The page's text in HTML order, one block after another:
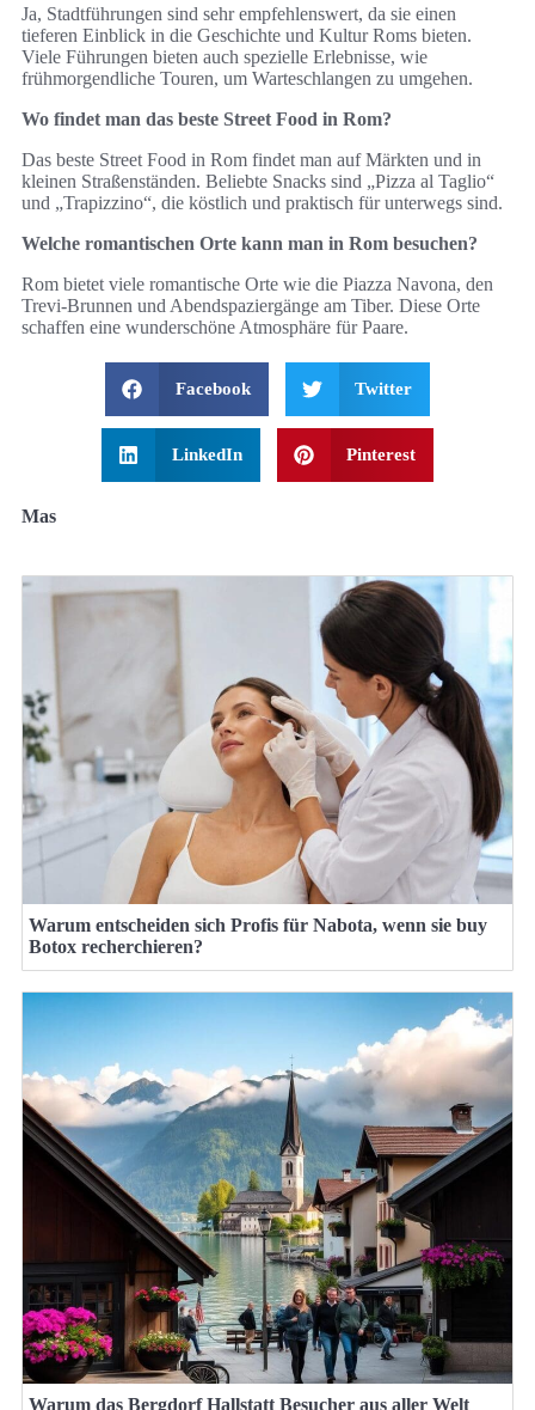
Ja, Stadtführungen sind sehr empfehlenswert, da sie einen
tieferen Einblick in die Geschichte und Kultur Roms bieten.
Viele Führungen bieten auch spezielle Erlebnisse, wie
frühmorgendliche Touren, um Warteschlangen zu umgehen.
Wo findet man das beste Street Food in Rom?
Das beste Street Food in Rom findet man auf Märkten und in
kleinen Straßenständen. Beliebte Snacks sind „Pizza al Taglio“
und „Trapizzino“, die köstlich und praktisch für unterwegs sind.
Welche romantischen Orte kann man in Rom besuchen?
Rom bietet viele romantische Orte wie die Piazza Navona, den
Trevi-Brunnen und Abendspaziergänge am Tiber. Diese Orte
schaffen eine wunderschöne Atmosphäre für Paare.
Facebook Twitter
LinkedIn Pinterest
Mas
Warum entscheiden sich Profis für Nabota, wenn sie buy
Botox recherchieren?
Warum das Bergdorf Hallstatt Besucher aus aller Welt